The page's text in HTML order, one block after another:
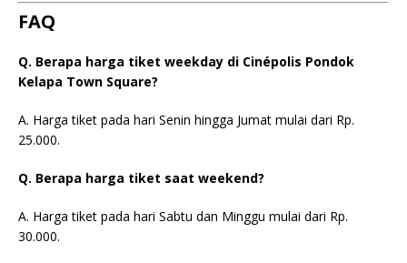
FAQ
Q. Berapa harga tiket weekday di Cinépolis Pondok
Kelapa Town Square?
A. Harga tiket pada hari Senin hingga Jumat mulai dari Rp.
25.000.
Q. Berapa harga tiket saat weekend?
A. Harga tiket pada hari Sabtu dan Minggu mulai dari Rp.
30.000.